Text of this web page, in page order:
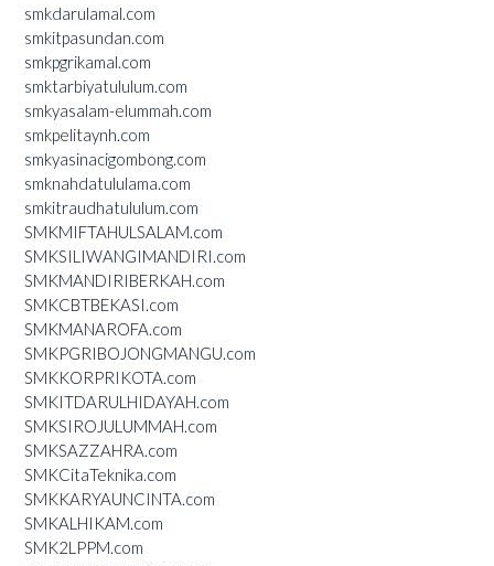
smkdarulamal.com
smkitpasundan.com
smkpgrikamal.com
smktarbiyatululum.com
smkyasalam-elummah.com
smkpelitaynh.com
smkyasinacigombong.com
smknahdatululama.com
smkitraudhatululum.com
SMKMIFTAHULSALAM.com
SMKSILIWANGIMANDIRI.com
SMKMANDIRIBERKAH.com
SMKCBTBEKASI.com
SMKMANAROFA.com
SMKPGRIBOJONGMANGU.com
SMKKORPRIKOTA.com
SMKITDARULHIDAYAH.com
SMKSIROJULUMMAH.com
SMKSAZZAHRA.com
SMKCitaTeknika.com
SMKKARYAUNCINTA.com
SMKALHIKAM.com
SMK2LPPM.com